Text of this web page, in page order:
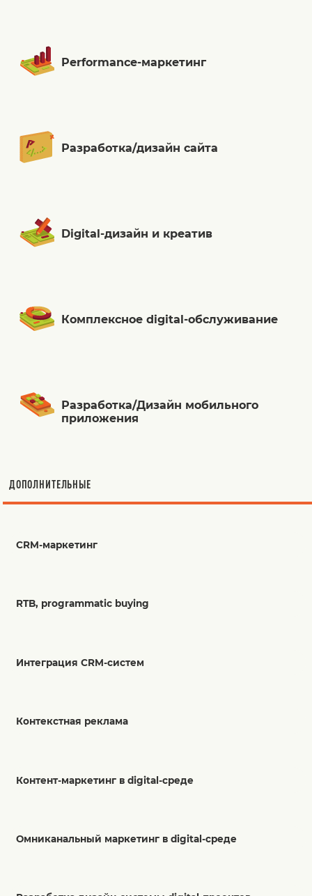
Performance-маркетинг
Разработка/дизайн сайта
Digital-дизайн и креатив
Комплексное digital-обслуживание
Разработка/Дизайн мобильного
приложения
ДОПОЛНИТЕЛЬНЫЕ
CRM-маркетинг
RTB, programmatic buying
Интеграция CRM-систем
Контекстная реклама
Контент-маркетинг в digital-среде
Омниканальный маркетинг в digital-среде